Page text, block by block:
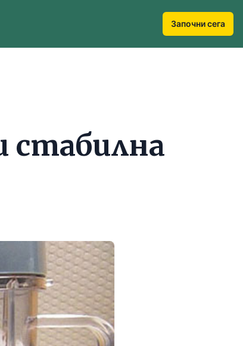
Започни сега
стабилна